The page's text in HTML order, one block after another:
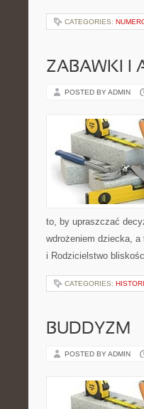
CATEGORIES:
ZABAWKI I
POSTED BY ADMIN
to, by upraszczać
wdrożeniem dziecka,
i Rodzicielstwo
CATEGORIES:
BUDDYZM
POSTED BY ADMIN